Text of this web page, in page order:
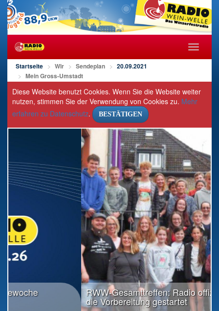
öffnen/
Startseite Wir Sendeplan
20.09.2021
Mein Gross-Umstadt
Diese Website benutzt Cookies. Wenn Sie die Website weiter
nutzen, stimmen Sie der Verwendung von Cookies zu. Mehr
erfahren zu Datenschutz. BESTÄTIGEN
RWW-Gesamttreffen: Radio offiziell in
die Vorbereitung gestartet